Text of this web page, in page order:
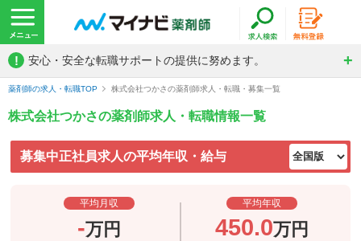
! 安心・安全な転職サポートの提供に努めます。
薬剤師の求人・転職TOP 株式会社つかさの薬剤師求人・転職・募集一覧
株式会社つかさの薬剤師求人・転職情報一覧
募集中正社員求人の平均年収・給与
平均月収
-万円
平均年収
450.0万円